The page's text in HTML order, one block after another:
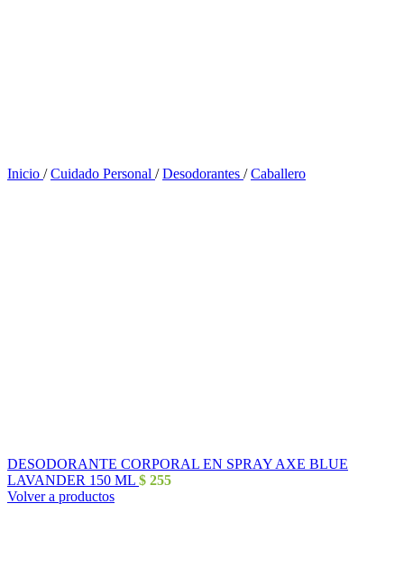
Inicio / Cuidado Personal / Desodorantes / Caballero
DESODORANTE CORPORAL EN SPRAY AXE BLUE
LAVANDER 150 ML $ 255
Volver a productos